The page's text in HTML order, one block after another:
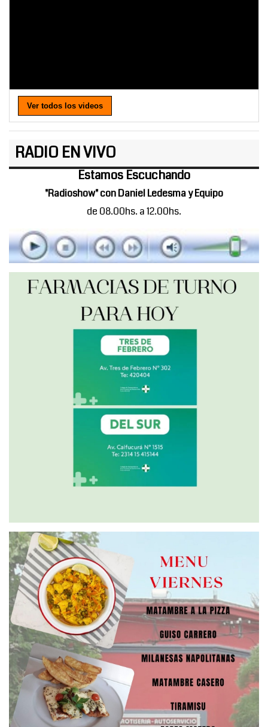
Ver todos los videos
RADIO EN VIVO
Estamos Escuchando
"Radioshow" con Daniel Ledesma y Equipo
de 08.00hs. a 12.00hs.